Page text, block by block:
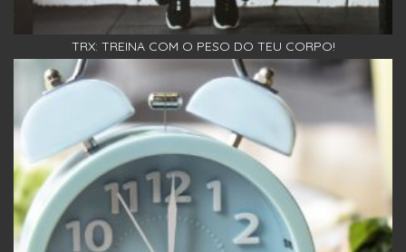
TRX: TREINA COM O PESO DO TEU CORPO!